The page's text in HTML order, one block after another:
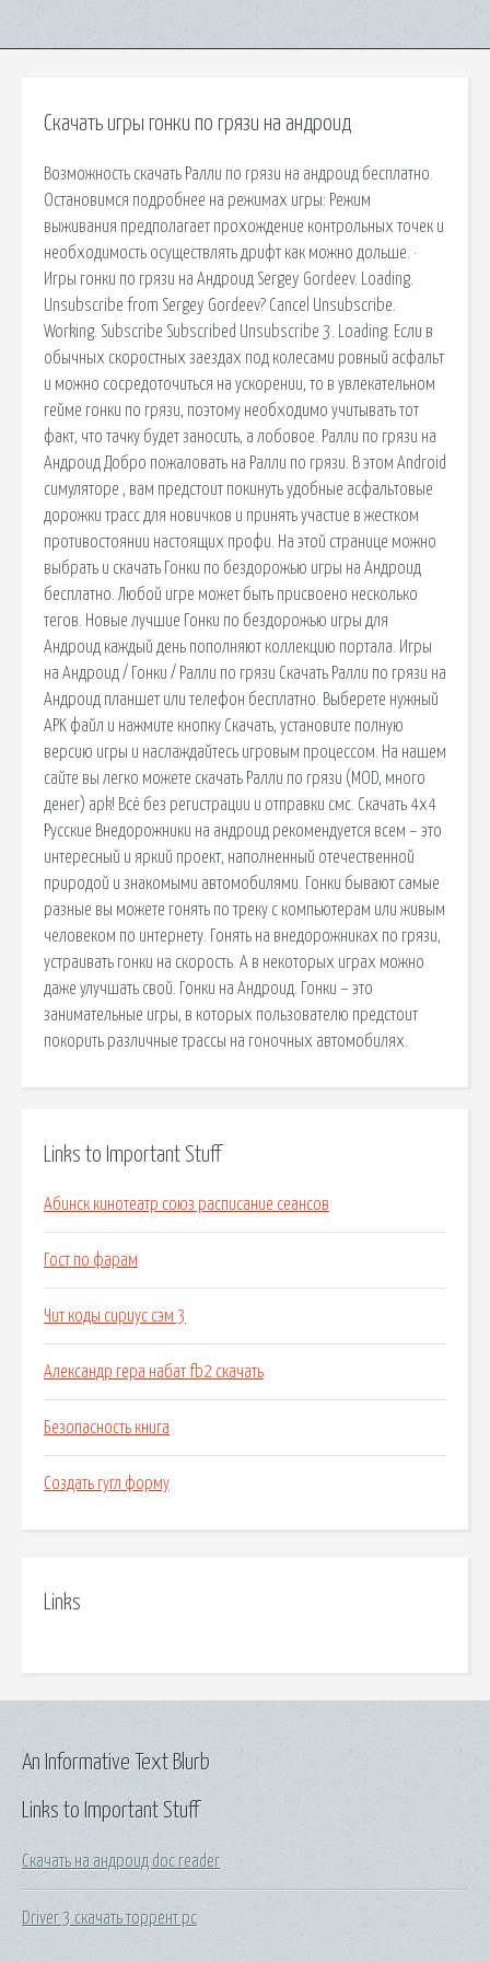
Скачать игры гонки по грязи на андроид
Возможность скачать Ралли по грязи на андроид бесплатно.
Остановимся подробнее на режимах игры: Режим
выживания предполагает прохождение контрольных точек и
необходимость осуществлять дрифт как можно дольше. ·
Игры гонки по грязи на Андроид Sergey Gordeev. Loading.
Unsubscribe from Sergey Gordeev? Cancel Unsubscribe.
Working. Subscribe Subscribed Unsubscribe 3. Loading. Если в
обычных скоростных заездах под колесами ровный асфальт
и можно сосредоточиться на ускорении, то в увлекательном
гейме гонки по грязи, поэтому необходимо учитывать тот
факт, что тачку будет заносить, а лобовое. Ралли по грязи на
Андроид Добро пожаловать на Ралли по грязи. В этом Android
симуляторе , вам предстоит покинуть удобные асфальтовые
дорожки трасс для новичков и принять участие в жестком
противостоянии настоящих профи. На этой странице можно
выбрать и скачать Гонки по бездорожью игры на Андроид
бесплатно. Любой игре может быть присвоено несколько
тегов. Новые лучшие Гонки по бездорожью игры для
Андроид каждый день пополняют коллекцию портала. Игры
на Андроид / Гонки / Ралли по грязи Скачать Ралли по грязи на
Андроид планшет или телефон бесплатно. Выберете нужный
APK файл и нажмите кнопку Скачать, установите полную
версию игры и наслаждайтесь игровым процессом. На нашем
сайте вы легко можете скачать Ралли по грязи (MOD, много
денег) apk! Всё без регистрации и отправки смс. Скачать 4х4
Русские Внедорожники на андроид рекомендуется всем – это
интересный и яркий проект, наполненный отечественной
природой и знакомыми автомобилями. Гонки бывают самые
разные вы можете гонять по треку с компьютерам или живым
человеком по интернету. Гонять на внедорожниках по грязи,
устраивать гонки на скорость. А в некоторых играх можно
даже улучшать свой. Гонки на Андроид. Гонки – это
занимательные игры, в которых пользователю предстоит
покорить различные трассы на гоночных автомобилях.
Links to Important Stuff
Абинск кинотеатр союз расписание сеансов
Гост по фарам
Чит коды сириус сэм 3
Александр гера набат fb2 скачать
Безопасность книга
Создать гугл форму
Links
Links to Important Stuff
Скачать на андроид doc reader
Driver 3 скачать торрент pc
An Informative Text Blurb